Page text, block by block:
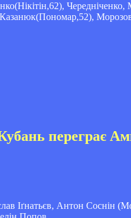
переграє
Іґнатьєв, Антон Соснін